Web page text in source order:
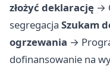
złożyć deklarację →
segregacja Szukam
ogrzewania →
dofinansowanie na